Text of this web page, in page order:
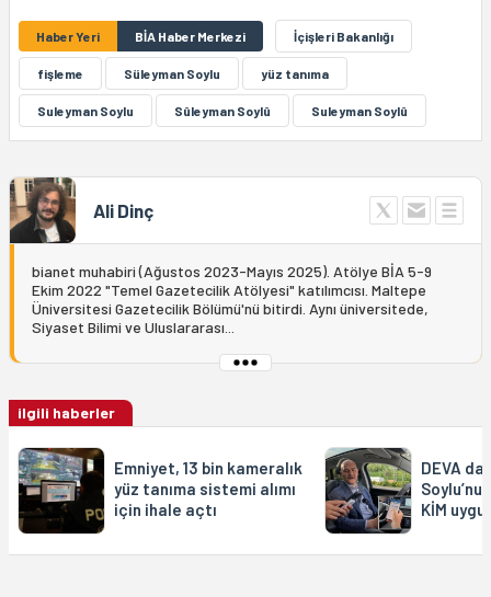
Haber Yeri BİA Haber Merkezi İçişleri Bakanlığı
fişleme Süleyman Soylu yüz tanıma
Suleyman Soylu Sûleyman Soylû Suleyman Soylû
Ali Dinç
bianet muhabiri (Ağustos 2023-Mayıs 2025). Atölye BİA 5-9
Ekim 2022 "Temel Gazetecilik Atölyesi" katılımcısı. Maltepe
Üniversitesi Gazetecilik Bölümü'nü bitirdi. Aynı üniversitede,
Siyaset Bilimi ve Uluslararası...
ilgili haberler
Emniyet, 13 bin kameralık
yüz tanıma sistemi alımı
için ihale açtı
DEVA da
KİM